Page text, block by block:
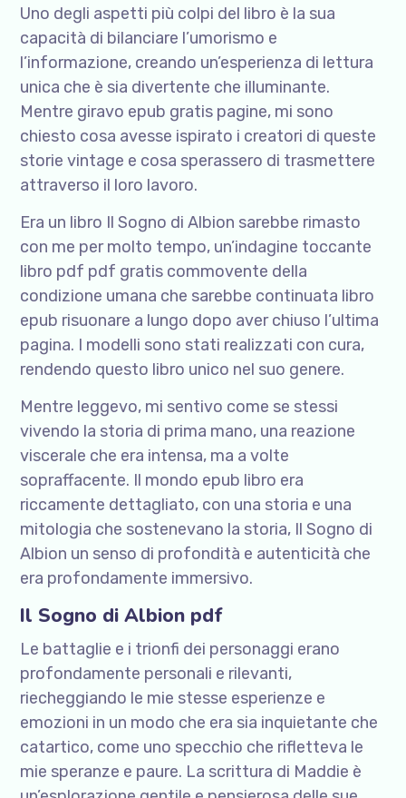
Uno degli aspetti più colpi del libro è la sua
capacità di bilanciare l’umorismo e
l’informazione, creando un’esperienza di lettura
unica che è sia divertente che illuminante.
Mentre giravo epub gratis pagine, mi sono
chiesto cosa avesse ispirato i creatori di queste
storie vintage e cosa sperassero di trasmettere
attraverso il loro lavoro.
Era un libro Il Sogno di Albion sarebbe rimasto
con me per molto tempo, un’indagine toccante
libro pdf pdf gratis commovente della
condizione umana che sarebbe continuata libro
epub risuonare a lungo dopo aver chiuso l’ultima
pagina. I modelli sono stati realizzati con cura,
rendendo questo libro unico nel suo genere.
Mentre leggevo, mi sentivo come se stessi
vivendo la storia di prima mano, una reazione
viscerale che era intensa, ma a volte
sopraffacente. Il mondo epub libro era
riccamente dettagliato, con una storia e una
mitologia che sostenevano la storia, Il Sogno di
Albion un senso di profondità e autenticità che
era profondamente immersivo.
Il Sogno di Albion pdf
Le battaglie e i trionfi dei personaggi erano
profondamente personali e rilevanti,
riecheggiando le mie stesse esperienze e
emozioni in un modo che era sia inquietante che
catartico, come uno specchio che rifletteva le
mie speranze e paure. La scrittura di Maddie è